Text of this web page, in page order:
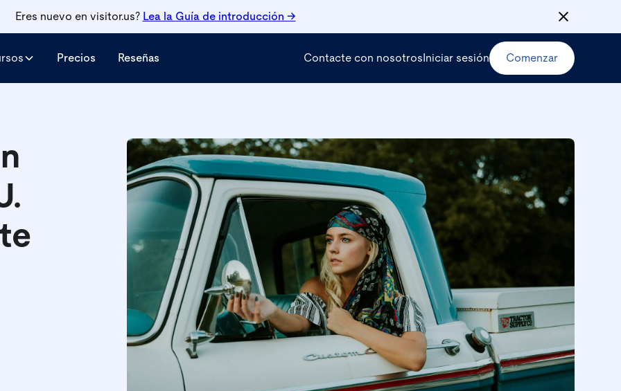
Eres nuevo en visitor.us? Lea la Guía de introducción →
Precios Reseñas Contacte con nosotros Iniciar sesión Comenzar